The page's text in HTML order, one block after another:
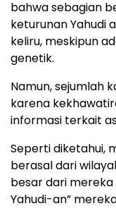
bahwa sebagian
keturunan Yahudi
keliru, meskipun
genetik.
Namun, sejumlah
karena
informasi terkait
Seperti diketahui,
berasal dari
besar dari mereka
Yahudi-an”